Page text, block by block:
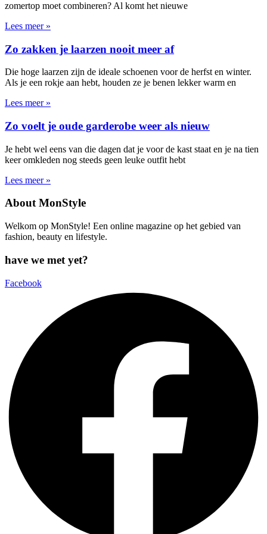
zomertop moet combineren? Al komt het nieuwe
Lees meer »
Zo zakken je laarzen nooit meer af
Die hoge laarzen zijn de ideale schoenen voor de herfst en winter.
Als je een rokje aan hebt, houden ze je benen lekker warm en
Lees meer »
Zo voelt je oude garderobe weer als nieuw
Je hebt wel eens van die dagen dat je voor de kast staat en je na tien
keer omkleden nog steeds geen leuke outfit hebt
Lees meer »
About MonStyle
Welkom op MonStyle! Een online magazine op het gebied van
fashion, beauty en lifestyle.
have we met yet?
Facebook